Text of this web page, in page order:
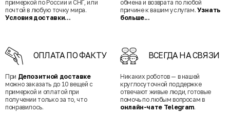
примеркой по России и СНГ, или
почтой в любую точку мира.
Условия доставки...
обмена и возврата по любой
причине к вашим услугам. Узнать
больше...
ОПЛАТА ПО ФАКТУ
При Депозитной доставке
можно заказать до 10 вещей с
примеркой и оплатой при
получении только за то, что
понравилось.
ВСЕГДА НА СВЯЗИ
Никаких роботов — в нашей
круглосуточной поддержке
отвечают живые люди, готовые
помочь по любым вопросам в
онлайн-чате Telegram.